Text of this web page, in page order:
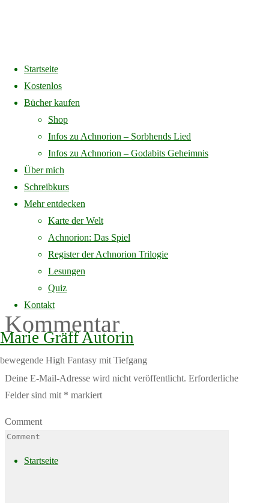
Startseite
Kostenlos
Bücher kaufen
Shop
Infos zu Achnorion – Sorbhends Lied
Infos zu Achnorion – Godabits Geheimnis
Über mich
Schreibkurs
Mehr entdecken
Karte der Welt
Achnorion: Das Spiel
Register der Achnorion Trilogie
Lesungen
Quiz
Kontakt
Marie Gräff Autorin
bewegende High Fantasy mit Tiefgang
Skip
Startseite
Home
Startseite Bild Taschenbuch
Bild Taschenbuch
Full
size
1080 × 1080pixels
Previous image
Next image
Schreibe einen
Kommentar
Deine E-Mail-Adresse wird nicht veröffentlicht. Erforderliche
Felder sind mit * markiert
Comment